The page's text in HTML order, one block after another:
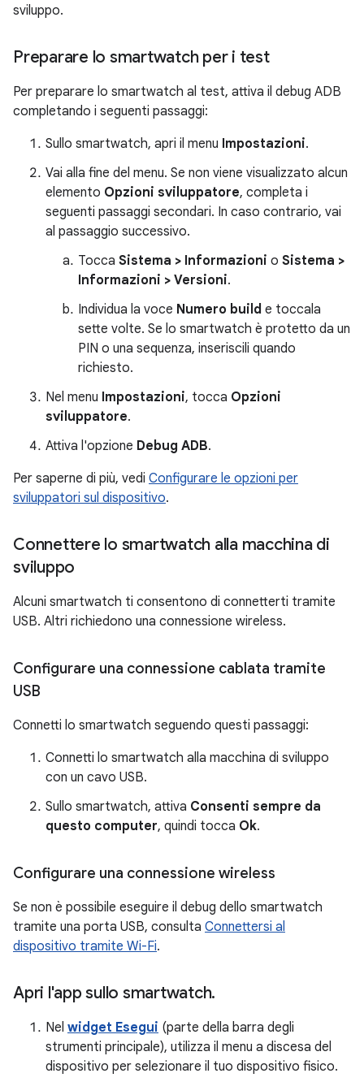
sviluppo.
Preparare lo smartwatch per i test
Per preparare lo smartwatch al test, attiva il debug ADB
completando i seguenti passaggi:
Sullo smartwatch, apri il menu Impostazioni.
Vai alla fine del menu. Se non viene visualizzato alcun
elemento Opzioni sviluppatore, completa i
seguenti passaggi secondari. In caso contrario, vai
al passaggio successivo.
Tocca Sistema > Informazioni o Sistema >
Informazioni > Versioni.
Individua la voce Numero build e toccala
sette volte. Se lo smartwatch è protetto da un
PIN o una sequenza, inseriscili quando
richiesto.
Nel menu Impostazioni, tocca Opzioni
sviluppatore.
Attiva l'opzione Debug ADB.
Per saperne di più, vedi Configurare le opzioni per
sviluppatori sul dispositivo.
Connettere lo smartwatch alla macchina di
sviluppo
Alcuni smartwatch ti consentono di connetterti tramite
USB. Altri richiedono una connessione wireless.
Configurare una connessione cablata tramite
USB
Connetti lo smartwatch seguendo questi passaggi:
Connetti lo smartwatch alla macchina di sviluppo
con un cavo USB.
Sullo smartwatch, attiva Consenti sempre da
questo computer, quindi tocca Ok.
Configurare una connessione wireless
Se non è possibile eseguire il debug dello smartwatch
tramite una porta USB, consulta Connettersi al
dispositivo tramite Wi-Fi.
Apri l'app sullo smartwatch.
Nel widget Esegui (parte della barra degli
strumenti principale), utilizza il menu a discesa del
dispositivo per selezionare il tuo dispositivo fisico.